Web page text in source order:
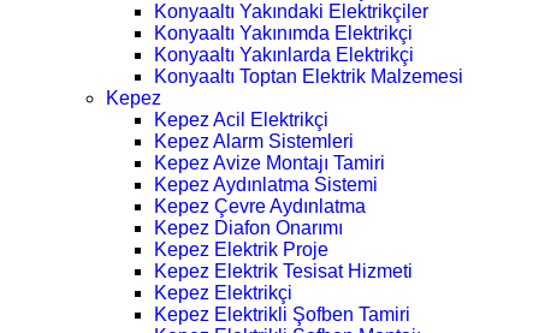
Konyaaltı Yakındaki Elektrikçiler
Konyaaltı Yakınımda Elektrikçi
Konyaaltı Yakınlarda Elektrikçi
Konyaaltı Toptan Elektrik Malzemesi
Kepez
Kepez Acil Elektrikçi
Kepez Alarm Sistemleri
Kepez Avize Montajı Tamiri
Kepez Aydınlatma Sistemi
Kepez Çevre Aydınlatma
Kepez Diafon Onarımı
Kepez Elektrik Proje
Kepez Elektrik Tesisat Hizmeti
Kepez Elektrikçi
Kepez Elektrikli Şofben Tamiri